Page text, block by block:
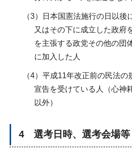
（3）日本国憲法施行の日以後
又はその下に成立した政府
を主張する政党その他の団
に加入した人
（4）平成11年改正前の民法
宣告を受けている人（心神
以外）
4 選考日時、選考会場等